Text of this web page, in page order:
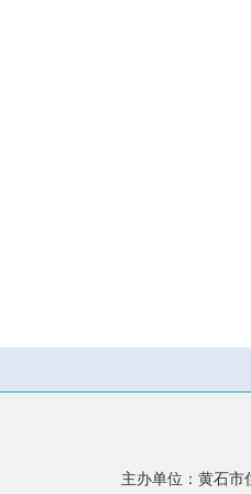
主办单位：黄石市